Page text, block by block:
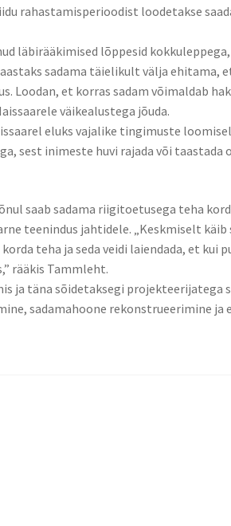
rahastamisperioodist loodetakse
läbirääkimised lõppesid
sadama täielikult välja ehitama,
Loodan, et korras sadam võimaldab
väikealustega jõuda.
eluks vajalike tingimuste
sest inimeste huvi rajada või taastada
saab sadama riigitoetusega teha
teenindus jahtidele. „Keskmiselt
teha ja seda veidi laiendada, et kui
rääkis Tammleht.
ja täna sõidetaksegi projekteerijatega
sadamahoone rekonstrueerimine ja